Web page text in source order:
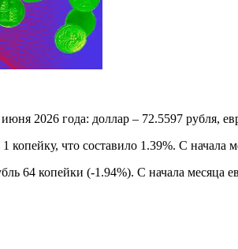
2026 года: доллар – 72.5597 рубля,
что составило 1.39%. С начала
64 копейки (-1.94%). С начала месяца